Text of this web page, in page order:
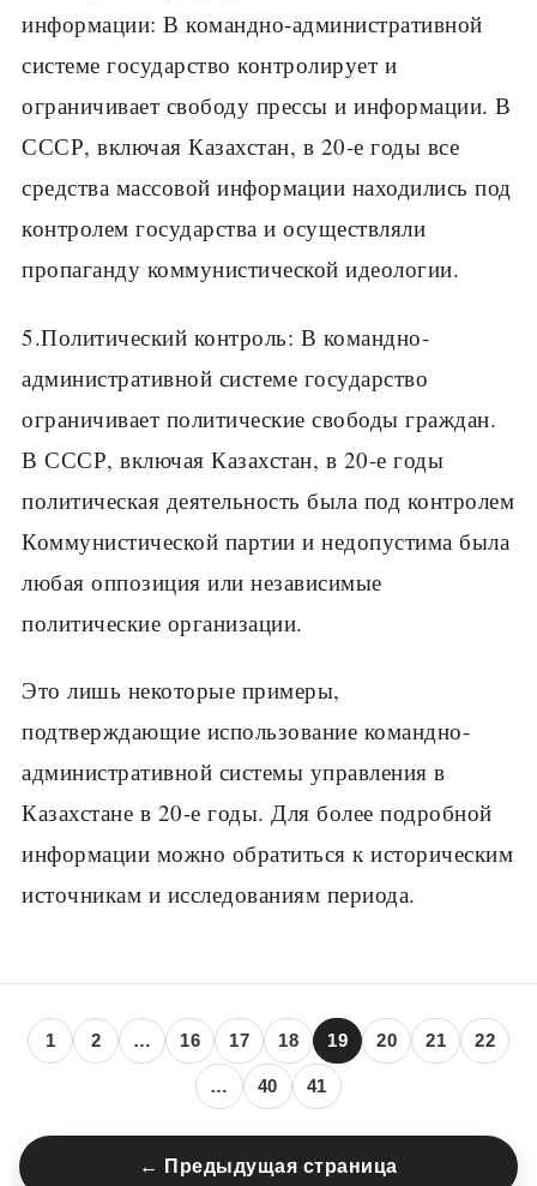
информации: В командно-административной
системе государство контролирует и
ограничивает свободу прессы и информации. В
СССР, включая Казахстан, в 20-е годы все
средства массовой информации находились под
контролем государства и осуществляли
пропаганду коммунистической идеологии.
5.Политический контроль: В командно-
административной системе государство
ограничивает политические свободы граждан.
В СССР, включая Казахстан, в 20-е годы
политическая деятельность была под контролем
Коммунистической партии и недопустима была
любая оппозиция или независимые
политические организации.
Это лишь некоторые примеры,
подтверждающие использование командно-
административной системы управления в
Казахстане в 20-е годы. Для более подробной
информации можно обратиться к историческим
источникам и исследованиям периода.
1 2 … 16 17 18 19 20 21 22
… 40 41
← Предыдущая страница